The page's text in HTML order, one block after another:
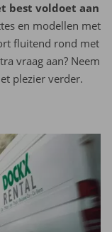
best voldoet aan
en modellen met
fluitend rond met
vraag aan? Neem
plezier verder.